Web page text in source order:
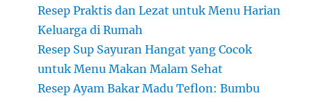
Resep Praktis dan Lezat untuk Menu Harian
Keluarga di Rumah
Resep Sup Sayuran Hangat yang Cocok
untuk Menu Makan Malam Sehat
Resep Ayam Bakar Madu Teflon: Bumbu